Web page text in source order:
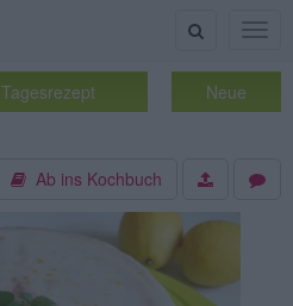
Suche
Tagesrezept Neue
Ab ins Kochbuch